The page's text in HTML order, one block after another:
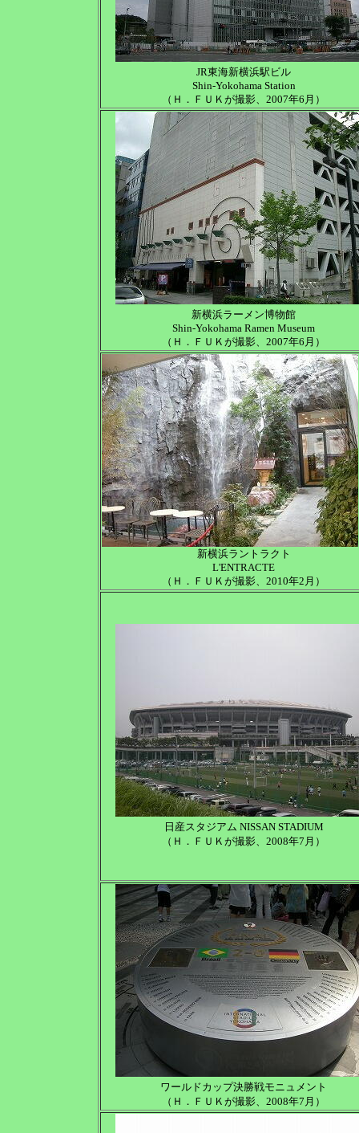
JR東海新横浜駅ビル
Shin-Yokohama Station
（Ｈ．ＦＵＫが撮影、2007年6月）
新横浜ラーメン博物館
Shin-Yokohama Ramen Museum
（Ｈ．ＦＵＫが撮影、2007年6月）
新横浜ラントラクト
L'ENTRACTE
（Ｈ．ＦＵＫが撮影、2010年2月）
日産スタジアム NISSAN STADIUM
（Ｈ．ＦＵＫが撮影、2008年7月）
ワールドカップ決勝戦モニュメント
（Ｈ．ＦＵＫが撮影、2008年7月）